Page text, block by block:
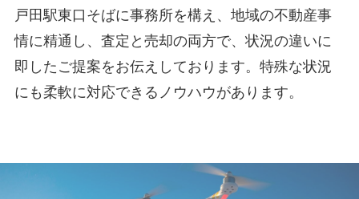
戸田駅東口そばに事務所を構え、地域の不動産事
情に精通し、査定と売却の両方で、状況の違いに
即したご提案をお伝えしております。特殊な状況
にも柔軟に対応できるノウハウがあります。